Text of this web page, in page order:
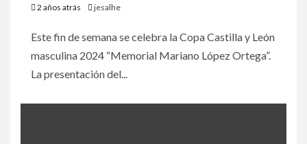
2 años atrás jesalhe
Este fin de semana se celebra la Copa Castilla y León
masculina 2024 “Memorial Mariano López Ortega”.
La presentación del...